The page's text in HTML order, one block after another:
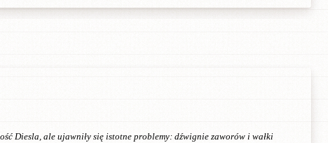
Diesla, ale ujawniły się istotne problemy: dźwignie zaworów i wałki